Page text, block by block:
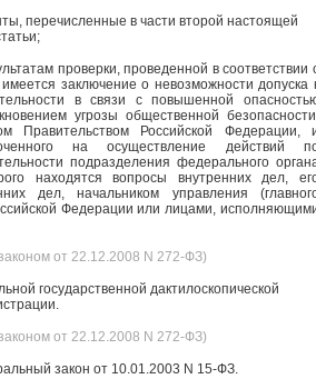
перечисленные в части второй настоящей
проверки, проведенной в соответствии
заключение о невозможности допуска
в связи с повышенной
угрозы общественной
Правительством Российской Федерации,
на осуществление действий
подразделения федерального
находятся вопросы внутренних дел,
дел, начальником управления
Федерации или лицами,
от 22.12.2008 N 272-ФЗ)
государственной дактилоскопической
от 22.12.2008 N 272-ФЗ)
закон от 10.01.2003 N 15-ФЗ.